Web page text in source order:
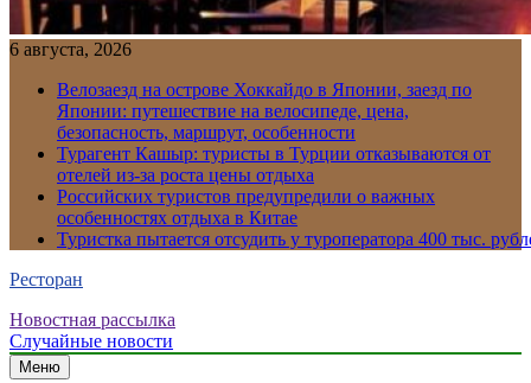
6 августа, 2026
Велозаезд на острове Хоккайдо в Японии, заезд по
Японии: путешествие на велосипеде, цена,
безопасность, маршрут, особенности
Турагент Кашыр: туристы в Турции отказываются от
отелей из-за роста цены отдыха
Российских туристов предупредили о важных
особенностях отдыха в Китае
Туристка пытается отсудить у туроператора 400 тыс.
Ресторан
Новостная рассылка
Случайные новости
Меню